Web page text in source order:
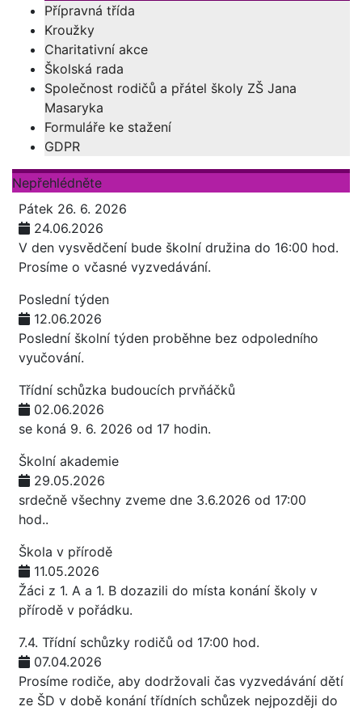
Přípravná třída
Kroužky
Charitativní akce
Školská rada
Společnost rodičů a přátel školy ZŠ Jana
Masaryka
Formuláře ke stažení
GDPR
Nepřehlédněte
Pátek 26. 6. 2026
24.06.2026
V den vysvědčení bude školní družina do 16:00 hod.
Prosíme o včasné vyzvedávání.
Poslední týden
12.06.2026
Poslední školní týden proběhne bez odpoledního
vyučování.
Třídní schůzka budoucích prvňáčků
02.06.2026
se koná 9. 6. 2026 od 17 hodin.
Školní akademie
29.05.2026
srdečně všechny zveme dne 3.6.2026 od 17:00
hod..
Škola v přírodě
11.05.2026
Žáci z 1. A a 1. B dozazili do místa konání školy v
přírodě v pořádku.
7.4. Třídní schůzky rodičů od 17:00 hod.
07.04.2026
Prosíme rodiče, aby dodržovali čas vyzvedávání dětí
ze ŠD v době konání třídních schůzek nejpozději do